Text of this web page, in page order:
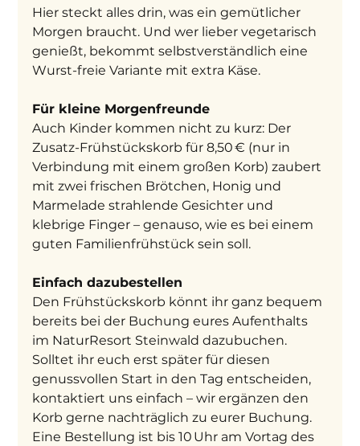
Hier steckt alles drin, was ein gemütlicher
Morgen braucht. Und wer lieber vegetarisch
genießt, bekommt selbstverständlich eine
Wurst-freie Variante mit extra Käse.
Für kleine Morgenfreunde
Auch Kinder kommen nicht zu kurz: Der
Zusatz-Frühstückskorb für 8,50 € (nur in
Verbindung mit einem großen Korb) zaubert
mit zwei frischen Brötchen, Honig und
Marmelade strahlende Gesichter und
klebrige Finger – genauso, wie es bei einem
guten Familienfrühstück sein soll.
Einfach dazubestellen
Den Frühstückskorb könnt ihr ganz bequem
bereits bei der Buchung eures Aufenthalts
im NaturResort Steinwald dazubuchen.
Solltet ihr euch erst später für diesen
genussvollen Start in den Tag entscheiden,
kontaktiert uns einfach – wir ergänzen den
Korb gerne nachträglich zu eurer Buchung.
Eine Bestellung ist bis 10 Uhr am Vortag des